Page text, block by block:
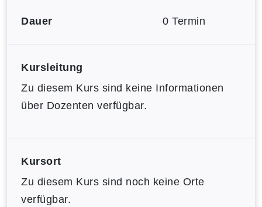
Dauer 0 Termin
Kursleitung
Zu diesem Kurs sind keine Informationen
über Dozenten verfügbar.
Kursort
Zu diesem Kurs sind noch keine Orte
verfügbar.